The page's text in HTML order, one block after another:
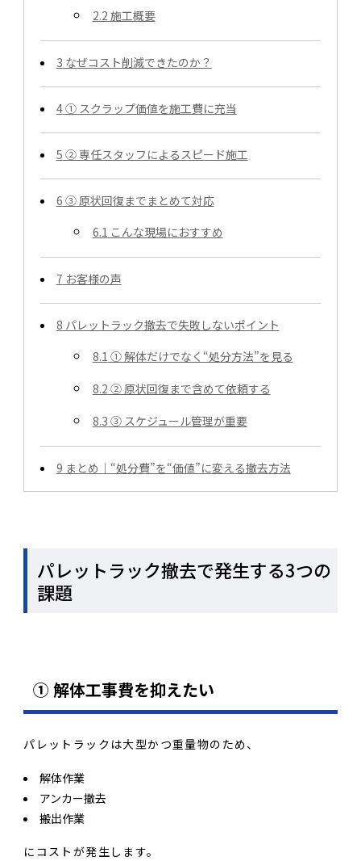
2.2 施工概要
3 なぜコスト削減できたのか？
4① スクラップ価値を施工費に充当
5 ② 専任スタッフによるスピード施工
6 ③ 原状回復までまとめて対応
6.1 こんな現場におすすめ
7 お客様の声
8 パレットラック撤去で失敗しないポイント
8.1 ① 解体だけでなく“処分方法”を見る
8.2 ② 原状回復まで含めて依頼する
8.3 ③ スケジュール管理が重要
9 まとめ｜“処分費”を“価値”に変える撤去方法
パレットラック撤去で発生する3つの
課題
① 解体工事費を抑えたい
パレットラックは大型かつ重量物のため、
解体作業
アンカー撤去
搬出作業
にコストが発生します。